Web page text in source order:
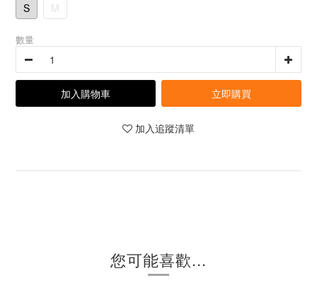
S M
數量
加入購物車 立即購買
加入追蹤清單
您可能喜歡...